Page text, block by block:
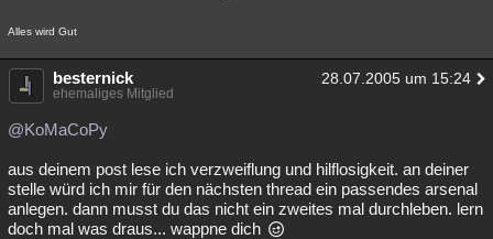
Alles wird Gut
besternick 28.07.2005 um 15:24
ehemaliges Mitglied
@KoMaCoPy
aus deinem post lese ich verzweiflung und hilflosigkeit. an deiner
stelle würd ich mir für den nächsten thread ein passendes arsenal
anlegen. dann musst du das nicht ein zweites mal durchleben. lern
doch mal was draus... wappne dich